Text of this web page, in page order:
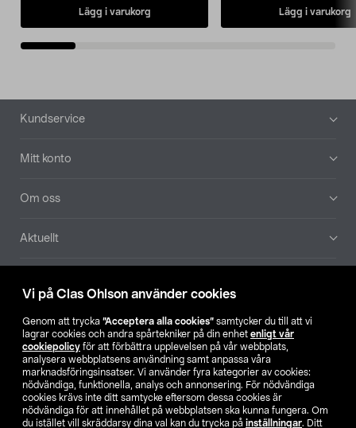
Vi på Clas Ohlson använder cookies
Genom att trycka ”Acceptera alla cookies” samtycker du till att vi
lagrar cookies och andra spårtekniker på din enhet enligt vår
cookiepolicy för att förbättra upplevelsen på vår webbplats,
analysera webbplatsens användning samt anpassa våra
marknadsföringsinsatser. Vi använder fyra kategorier av cookies:
nödvändiga, funktionella, analys och annonsering. För nödvändiga
cookies krävs inte ditt samtycke eftersom dessa cookies är
nödvändiga för att innehållet på webbplatsen ska kunna fungera. Om
du istället vill skräddarsy dina val kan du trycka på inställningar. Ditt
Lägg i varukorg Lägg i varukorg
Sidfot
Kundservice
Mitt konto
Om oss
Aktuellt
Hitta butik
SE NO FI